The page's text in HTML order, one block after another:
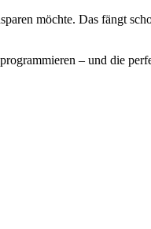
möchte. Das fängt
– und die